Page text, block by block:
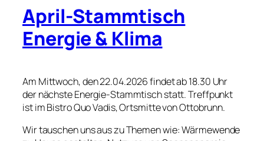
April-Stammtisch
Energie & Klima
Am Mittwoch, den 22.04.2026 findet ab 18.30 Uhr
der nächste Energie-Stammtisch statt. Treffpunkt
ist im Bistro Quo Vadis, Ortsmitte von Ottobrunn.
Wir tauschen uns aus zu Themen wie: Wärmewende